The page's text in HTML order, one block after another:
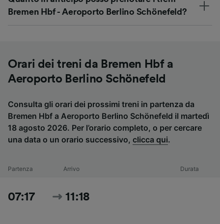
Bremen Hbf - Aeroporto Berlino Schönefeld?
Orari dei treni da Bremen Hbf a
Aeroporto Berlino Schönefeld
Consulta gli orari dei prossimi treni in partenza da
Bremen Hbf a Aeroporto Berlino Schönefeld il martedì
18 agosto 2026. Per l’orario completo, o per cercare
una data o un orario successivo, clicca qui.
Partenza Arrivo Durata
07:17 11:18